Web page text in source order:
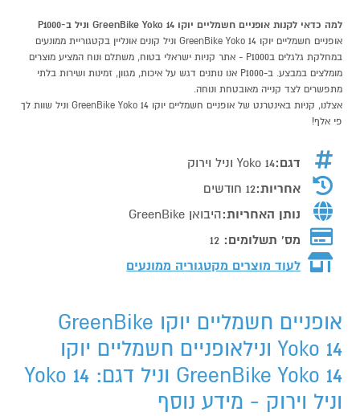
למה כדאי לקנות אופניים חשמליים יוקו GreenBike Yoko 14 וניל ב-P1000
אופניים חשמליים יוקו GreenBike Yoko 14 וניל קונים אונליין בקטגוריית ממונעים
במחלקת גלגלים בP1000 - אתר קניות ישראלי בטוח, משתלם ונוח המציע מוצרים
מומלצים במבצע. ב-P1000 אנו נותנים דגש על איכות, מגוון, זמינות ושירות בלתי
מתפשרים לצד קנייה מאובטחת ונוחה.
אצלנו, קניות באינטרנט של אופניים חשמליים יוקו GreenBike Yoko 14 וניל שוות לך
פי אלף!
דגם:Yoko 14 וניל וירוק
אחריות:12 חודשים
נותן האחריות:היבואן GreenBike
מס' תשלומים: 12
לעוד מוצרים מקטגוריה ממונעים
אופניים חשמליים יוקו GreenBike
Yoko 14 ונילאופניים חשמליים יוקו
GreenBike Yoko 14 וניל דגם: Yoko 14
וניל וירוק - מידע נוסף